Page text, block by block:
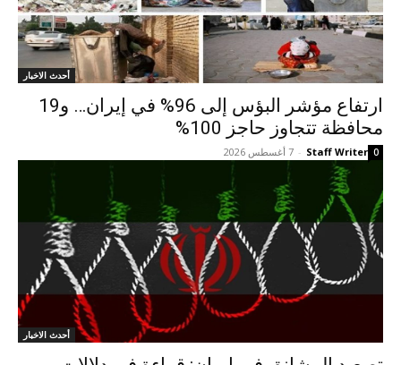
أحدث الاخبار
ارتفاع مؤشر البؤس إلى 96% في إيران… و19
محافظة تتجاوز حاجز 100%
Staff Writer
- 7 أغسطس 2026 0
أحدث الاخبار